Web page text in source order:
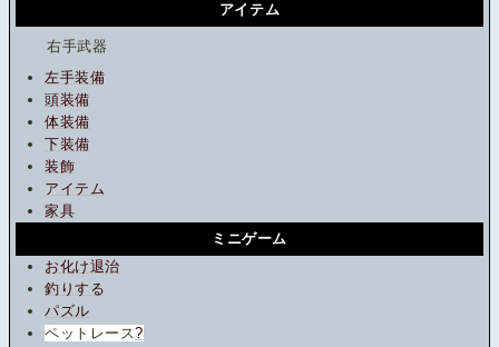
アイテム
右手武器
左手装備
頭装備
体装備
下装備
装飾
アイテム
家具
ミニゲーム
お化け退治
釣りする
パズル
ペットレース?